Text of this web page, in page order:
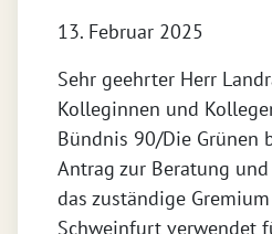
13. Februar 2025
Sehr geehrter Herr
Kolleginnen und
Bündnis 90/Die Grünen
Antrag zur Beratung
das zuständige
Schweinfurt verwendet